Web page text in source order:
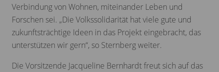
Verbindung von Wohnen, miteinander Leben und
Forschen sei. „Die Volkssolidarität hat viele gute und
zukunftsträchtige Ideen in das Projekt eingebracht, das
unterstützen wir gern“, so Sternberg weiter.
Die Vorsitzende Jacqueline Bernhardt freut sich auf das